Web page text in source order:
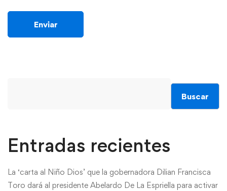
Buscar
Entradas recientes
La ‘carta al Niño Dios’ que la gobernadora Dilian Francisca
Toro dará al presidente Abelardo De La Espriella para activar